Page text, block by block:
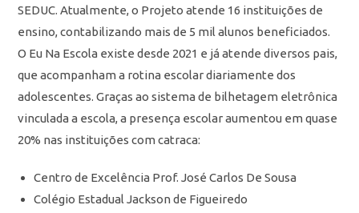
SEDUC. Atualmente, o Projeto atende 16 instituições de
ensino, contabilizando mais de 5 mil alunos beneficiados.
O Eu Na Escola existe desde 2021 e já atende diversos pais,
que acompanham a rotina escolar diariamente dos
adolescentes. Graças ao sistema de bilhetagem eletrônica
vinculada a escola, a presença escolar aumentou em quase
20% nas instituições com catraca:
Centro de Excelência Prof. José Carlos De Sousa
Colégio Estadual Jackson de Figueiredo